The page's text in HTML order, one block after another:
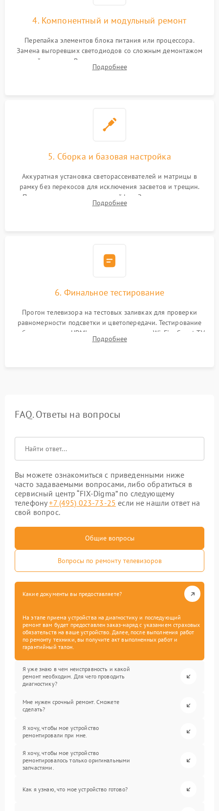
4. Компонентный и модульный ремонт
Перепайка элементов блока питания или процессора.
Замена выгоревших светодиодов со сложным демонтажом
хрупкой матрицы. Восстановление поврежденных дорожек,
прошивка микросхем памяти EEPROM
Подробнее
5. Сборка и базовая настройка
Аккуратная установка светорассеивателей и матрицы в
рамку без перекосов для исключения засветов и трещин.
Подключение внутренних шлейфов. Закрытие корпуса.
Сброс настроек и обновление программного обеспечения.
Подробнее
6. Финальное тестирование
Прогон телевизора на тестовых заливках для проверки
равномерности подсветки и цветопередачи. Тестирование
работы разъемов HDMI, динамиков, модуля Wi-Fi и Smart TV
в рабочем режиме в течение нескольких часов.
Подробнее
FAQ. Ответы на вопросы
Вы можете ознакомиться с приведенными ниже
часто задаваемыми вопросами, либо обратиться в
сервисный центр “FIX-Digma” по следующему
телефону+7 (495) 023-73-25 если не нашли ответ на
свой вопрос.
Общие вопросы
Вопросы по ремонту телевизоров
Какие документы вы предоставляете?
На этапе приема устройства на диагностику и последующий
ремонт вам будет предоставлен заказ-наряд с указанием страховых
обязательств на ваше устройство. Далее, после выполнения работ
по ремонту техники, вы получите акт выполненных работ и
гарантийный талон.
Я уже знаю в чем неисправность и какой
ремонт необходим. Для чего проводить
диагностику?
Мне нужен срочный ремонт. Сможете
сделать?
Я хочу, чтобы мое устройство
ремонтировали при мне.
Я хочу, чтобы мое устройство
ремонтировалось только оригинальными
запчастями.
Как я узнаю, что мое устройство готово?